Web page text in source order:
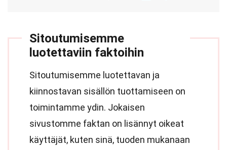
Sitoutumisemme
luotettaviin faktoihin
Sitoutumisemme luotettavan ja
kiinnostavan sisällön tuottamiseen on
toimintamme ydin. Jokaisen
sivustomme faktan on lisännyt oikeat
käyttäjät, kuten sinä, tuoden mukanaan